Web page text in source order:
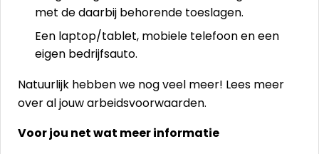
met de daarbij behorende toeslagen.
Een laptop/tablet, mobiele telefoon en een
eigen bedrijfsauto.
Natuurlijk hebben we nog veel meer! Lees meer
over al jouwarbeidsvoorwaarden.
Voor jou net wat meer informatie